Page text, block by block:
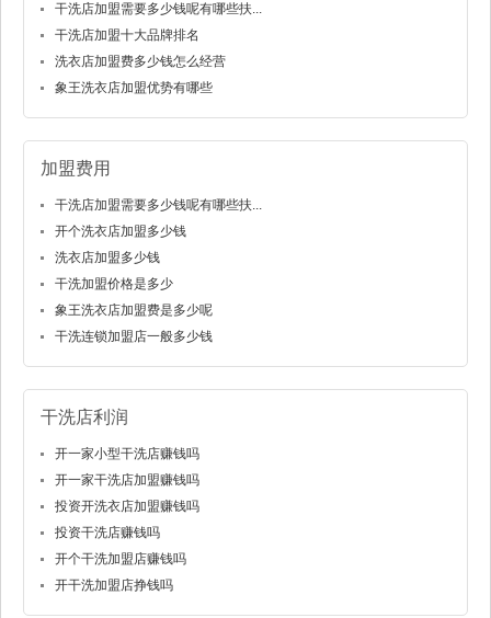
干洗店加盟需要多少钱呢有哪些扶...
干洗店加盟十大品牌排名
洗衣店加盟费多少钱怎么经营
象王洗衣店加盟优势有哪些
加盟费用
干洗店加盟需要多少钱呢有哪些扶...
开个洗衣店加盟多少钱
洗衣店加盟多少钱
干洗加盟价格是多少
象王洗衣店加盟费是多少呢
干洗连锁加盟店一般多少钱
干洗店利润
开一家小型干洗店赚钱吗
开一家干洗店加盟赚钱吗
投资开洗衣店加盟赚钱吗
投资干洗店赚钱吗
开个干洗加盟店赚钱吗
开干洗加盟店挣钱吗